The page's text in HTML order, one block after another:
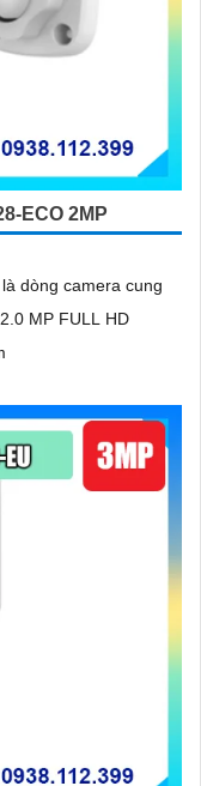
ECO 2MP
dòng camera cung
MP FULL HD